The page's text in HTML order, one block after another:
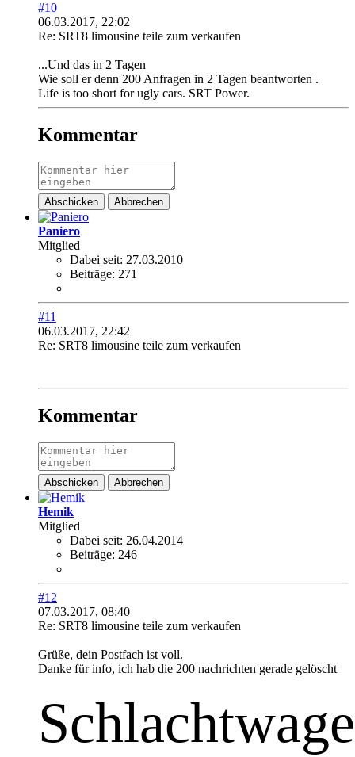
#10
06.03.2017, 22:02
Re: SRT8 limousine teile zum verkaufen
...Und das in 2 Tagen
Wie soll er denn 200 Anfragen in 2 Tagen beantworten .
Life is too short for ugly cars. SRT Power.
Kommentar
Abschicken Abbrechen
Paniero
Mitglied
Dabei seit: 27.03.2010
Beiträge: 271
#11
06.03.2017, 22:42
Re: SRT8 limousine teile zum verkaufen
Kommentar
Abschicken Abbrechen
Hemik
Mitglied
Dabei seit: 26.04.2014
Beiträge: 246
#12
07.03.2017, 08:40
Re: SRT8 limousine teile zum verkaufen
Grüße, dein Postfach ist voll.
Danke für info, ich hab die 200 nachrichten gerade gelöscht